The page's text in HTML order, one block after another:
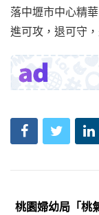
落中壢市中心精
進可攻，退可守
桃園婦幼局「桃